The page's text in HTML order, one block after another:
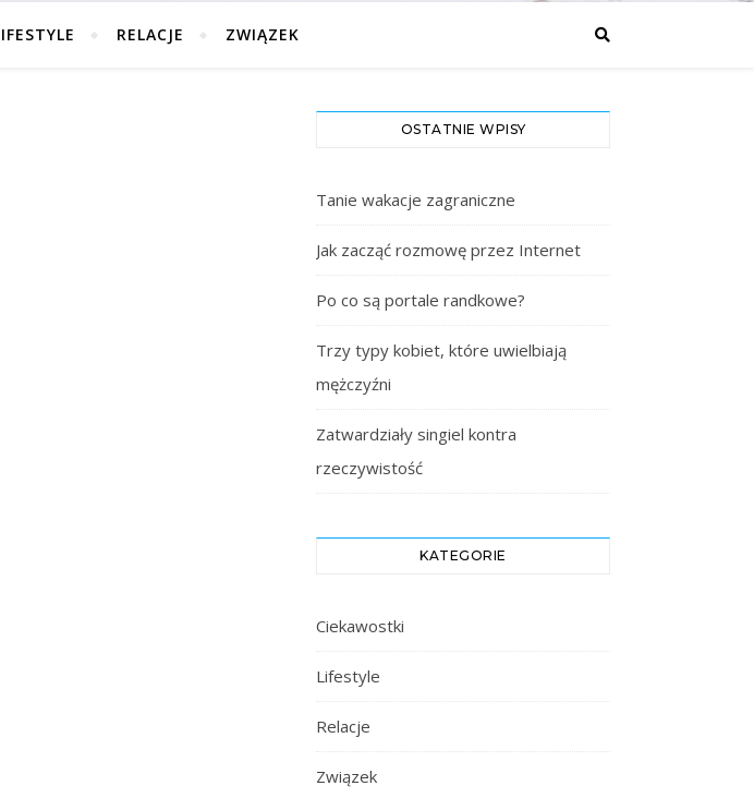
RELACJE ZWIĄZEK
OSTATNIE WPISY
Tanie wakacje zagraniczne
Jak zacząć rozmowę przez Internet
Po co są portale randkowe?
Trzy typy kobiet, które uwielbiają
mężczyźni
Zatwardziały singiel kontra
rzeczywistość
KATEGORIE
Ciekawostki
Lifestyle
Relacje
Związek